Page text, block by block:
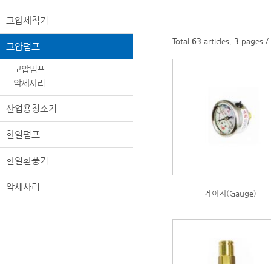
고압세척기
고압펌프
- 고압펌프
- 악세사리
산업용청소기
한일펌프
한일환풍기
악세사리
Total 63 articles, 3 pages
게이지(Gauge)